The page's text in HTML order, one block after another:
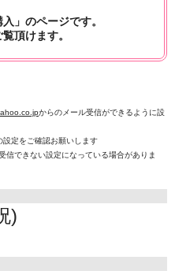
」のページです。
頂けます。
からのメール受信ができるように設
定をご確認お願いします
信できない設定になっている場合がありま
)